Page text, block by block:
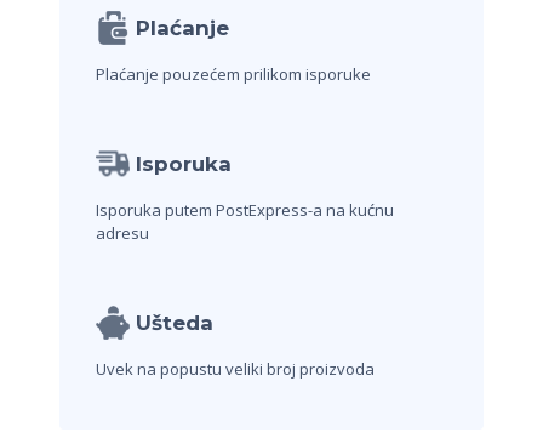
Plaćanje
Plaćanje pouzećem prilikom isporuke
Isporuka
Isporuka putem PostExpress-a na kućnu
adresu
Ušteda
Uvek na popustu veliki broj proizvoda